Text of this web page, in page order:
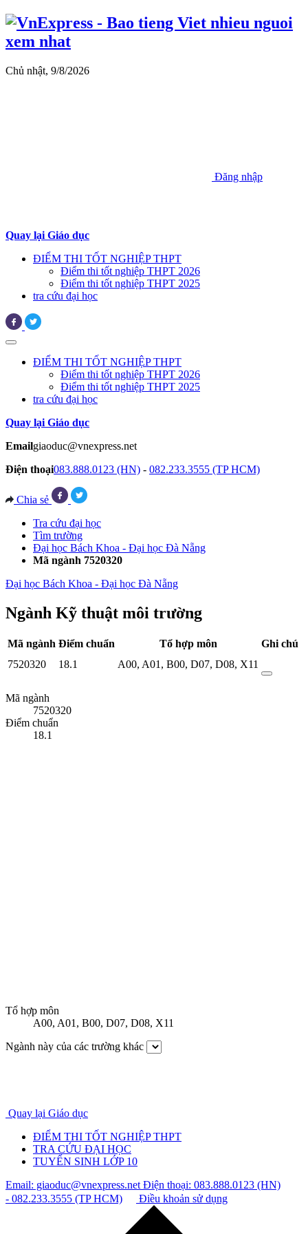
Chủ nhật, 9/8/2026
Đăng nhập
Quay lại Giáo dục
ĐIỂM THI TỐT NGHIỆP THPT
Điểm thi tốt nghiệp THPT 2026
Điểm thi tốt nghiệp THPT 2025
tra cứu đại học
ĐIỂM THI TỐT NGHIỆP THPT
Điểm thi tốt nghiệp THPT 2026
Điểm thi tốt nghiệp THPT 2025
tra cứu đại học
Quay lại Giáo dục
Emailgiaoduc@vnexpress.net
Điện thoại083.888.0123 (HN) - 082.233.3555 (TP HCM)
Chia sẻ
Tra cứu đại học
Tìm trường
Đại học Bách Khoa - Đại học Đà Nẵng
Mã ngành 7520320
Đại học Bách Khoa - Đại học Đà Nẵng
Ngành Kỹ thuật môi trường
Mã ngành Điểm chuẩn Tổ hợp môn
Ghi chú
7520320
18.1 A00, A01, B00, D07, D08, X11
Mã ngành
7520320
Điểm chuẩn
18.1
Tổ hợp môn
A00, A01, B00, D07, D08, X11
Ngành này của các trường khác
Quay lại Giáo dục
ĐIỂM THI TỐT NGHIỆP THPT
TRA CỨU ĐẠI HỌC
TUYỂN SINH LỚP 10
Email: giaoduc@vnexpress.netĐiện thoại: 083.888.0123 (HN)
- 082.233.3555 (TP HCM)
Điều khoản sử dụng